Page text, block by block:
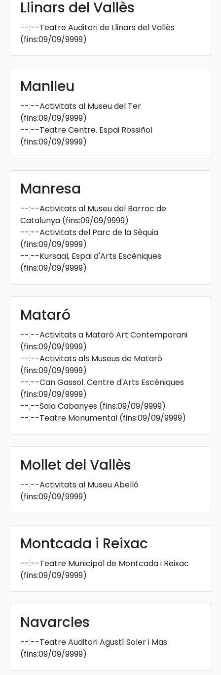
Llinars del Vallès
--:--Teatre Auditori de Llinars del Vallès
(fins:09/09/9999)
Manlleu
--:--Activitats al Museu del Ter
(fins:09/09/9999)
--:--Teatre Centre. Espai Rossiñol
(fins:09/09/9999)
Manresa
--:--Activitats al Museu del Barroc de
Catalunya (fins:09/09/9999)
--:--Activitats del Parc de la Sèquia
(fins:09/09/9999)
--:--Kursaal, Espai d'Arts Escèniques
(fins:09/09/9999)
Mataró
--:--Activitats a Mataró Art Contemporani
(fins:09/09/9999)
--:--Activitats als Museus de Mataró
(fins:09/09/9999)
--:--Can Gassol. Centre d'Arts Escèniques
(fins:09/09/9999)
--:--Sala Cabanyes (fins:09/09/9999)
--:--Teatre Monumental (fins:09/09/9999)
Mollet del Vallès
--:--Activitats al Museu Abelló
(fins:09/09/9999)
Montcada i Reixac
--:--Teatre Municipal de Montcada i Reixac
(fins:09/09/9999)
Navarcles
--:--Teatre Auditori Agustí Soler i Mas
(fins:09/09/9999)